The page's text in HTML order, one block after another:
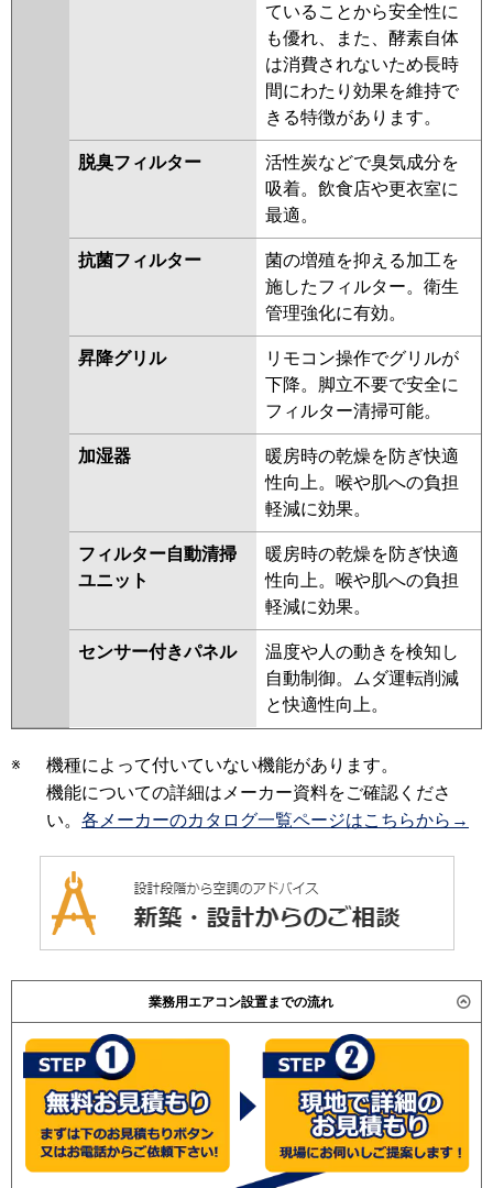
ていることから安全性に
も優れ、また、酵素自体
は消費されないため長時
間にわたり効果を維持で
きる特徴があります。
脱臭フィルター
活性炭などで臭気成分を
吸着。飲食店や更衣室に
最適。
抗菌フィルター
菌の増殖を抑える加工を
施したフィルター。衛生
管理強化に有効。
昇降グリル
リモコン操作でグリルが
下降。脚立不要で安全に
フィルター清掃可能。
加湿器
暖房時の乾燥を防ぎ快適
性向上。喉や肌への負担
軽減に効果。
フィルター自動清掃
ユニット
暖房時の乾燥を防ぎ快適
性向上。喉や肌への負担
軽減に効果。
センサー付きパネル
温度や人の動きを検知し
自動制御。ムダ運転削減
と快適性向上。
※
機種によって付いていない機能があります。
機能についての詳細はメーカー資料をご確認くださ
い。 各メーカーのカタログ一覧ページはこちらから→
業務用エアコン設置までの流れ